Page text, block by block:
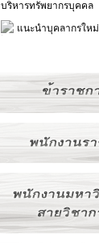
บริหารทรัพยากรบุคคล
แนะนำบุคลากรใหม่